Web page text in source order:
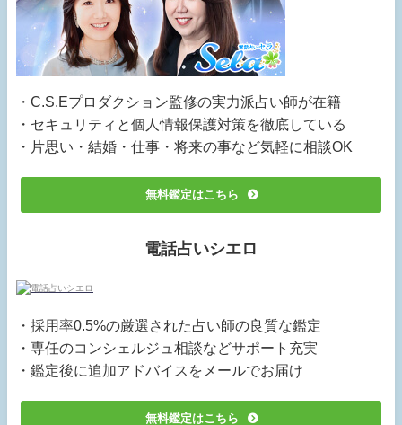
・C.S.Eプロダクション監修の実力派占い師が在籍
・セキュリティと個人情報保護対策を徹底している
・片思い・結婚・仕事・将来の事など気軽に相談OK
無料鑑定はこちら
電話占いシエロ
・採用率0.5%の厳選された占い師の良質な鑑定
・専任のコンシェルジュ相談などサポート充実
・鑑定後に追加アドバイスをメールでお届け
無料鑑定はこちら